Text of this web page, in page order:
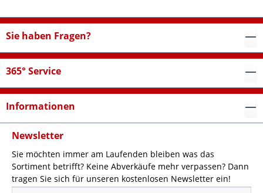
Sie haben Fragen?
365° Service
Informationen
Newsletter
Sie möchten immer am Laufenden bleiben was das
Sortiment betrifft? Keine Abverkäufe mehr verpassen? Dann
tragen Sie sich für unseren kostenlosen Newsletter ein!